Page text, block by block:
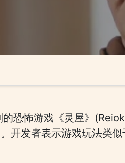
恐怖游戏《灵屋》
开发者表示游戏玩法类